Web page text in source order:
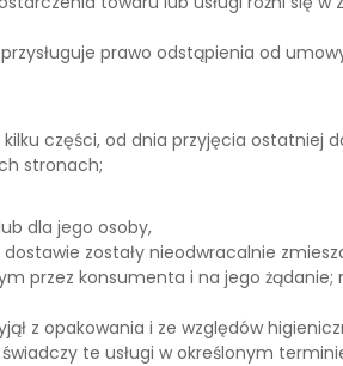
prawo odstąpienia od
części, od dnia przyjęcia ostatniej
stronach;
dla jego osoby,
zostały nieodwracalnie
przez konsumenta i na jego
z opakowania i ze względów
te usługi w określonym